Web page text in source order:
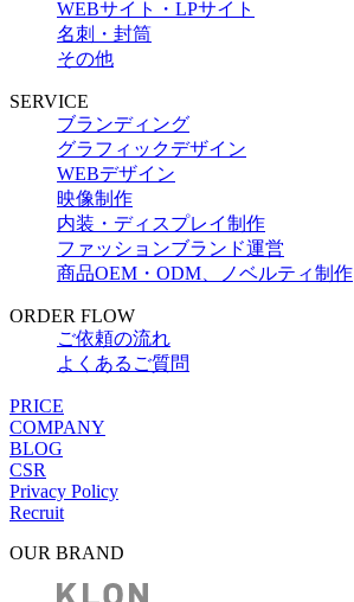
WEBサイト・LPサイト
名刺・封筒
その他
SERVICE
ブランディング
グラフィックデザイン
WEBデザイン
映像制作
内装・ディスプレイ制作
ファッションブランド運営
商品OEM・ODM、ノベルティ制作
ORDER FLOW
ご依頼の流れ
よくあるご質問
PRICE
COMPANY
BLOG
CSR
Privacy Policy
Recruit
OUR BRAND